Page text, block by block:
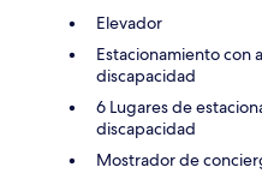
Elevador
Estacionamiento con
discapacidad
6 Lugares de
discapacidad
Mostrador de